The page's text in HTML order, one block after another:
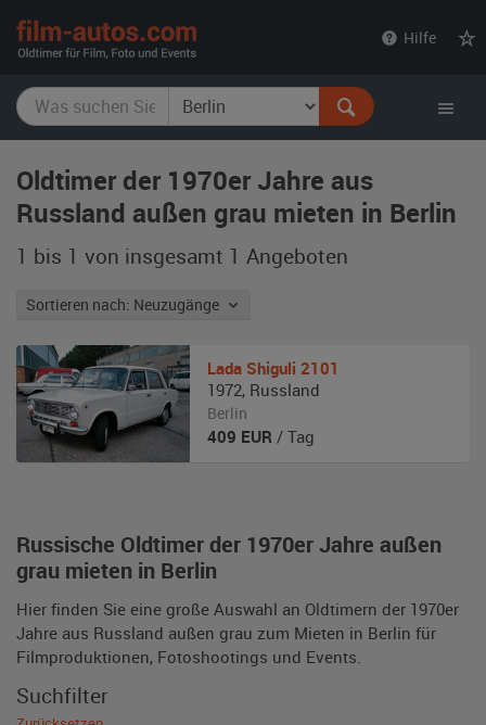
Hilfe
Oldtimer der 1970er Jahre aus
Russland außen grau mieten in Berlin
1 bis 1 von insgesamt 1 Angeboten
Sortieren nach: Neuzugänge
Russische Oldtimer der 1970er Jahre außen
grau mieten in Berlin
Hier finden Sie eine große Auswahl an Oldtimern der 1970er
Jahre aus Russland außen grau zum Mieten in Berlin für
Filmproduktionen, Fotoshootings und Events.
Lada Shiguli 2101
1972, Russland
Berlin
409 EUR / Tag
Suchfilter